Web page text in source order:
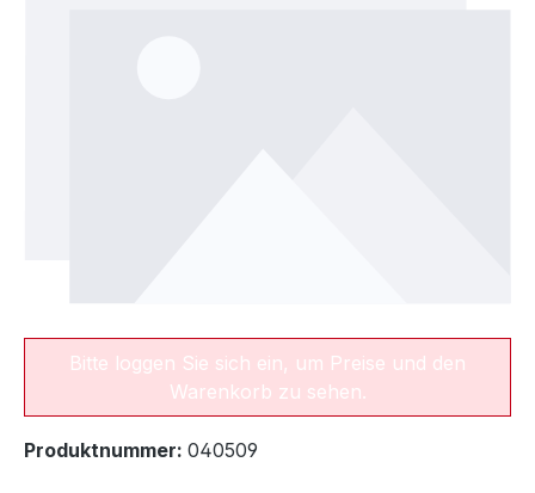
Bitte loggen Sie sich ein, um Preise und den
Warenkorb zu sehen.
Produktnummer: 040509